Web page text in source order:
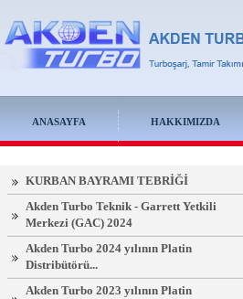
ANASAYFA HAKKIMIZDA
KURBAN BAYRAMI TEBRİĞİ
Akden Turbo Teknik - Garrett Yetkili
Merkezi (GAC) 2024
Akden Turbo 2024 yılının Platin
Distribütörü...
Akden Turbo 2023 yılının Platin